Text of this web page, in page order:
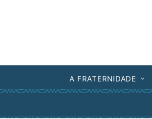
A FRATERNIDADE